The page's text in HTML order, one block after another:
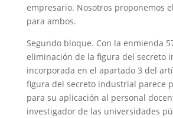
empresario. Nosotros proponemos
para ambos.
Segundo bloque. Con la enmienda
eliminación de la figura del secreto
incorporada en el apartado 3 del
figura del secreto industrial parece
para su aplicación al personal
investigador de las universidades